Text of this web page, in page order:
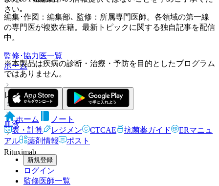
編集･作図：編集部､ 監修：所属専門医師。各領域の第一線
の専門医が複数在籍。最新トピックに関する独自記事を配信
中。
監修･協力医一覧
ホーム
レジメン
血液
Rituximab
さい｡
※本製品は疾病の診断・治療・予防を目的としたプログラム
ではありません。
ホーム
ノート
表・計算
レジメン CTCAE 抗菌薬ガイド
ERマニュ
アル
薬剤情報 ポスト
新規登録
ログイン
監修医師一覧